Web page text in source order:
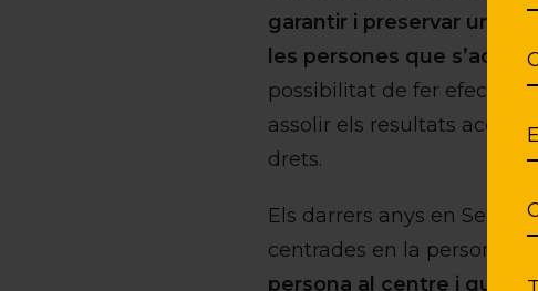
garantir i preservar un
les persones que
possibilitat de fer efectius
assolir els resultats
drets.
Els darrers anys en
centrades en la persona, la
persona al centre i que